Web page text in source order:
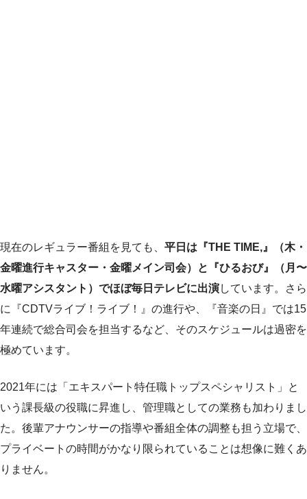
現在のレギュラー番組を見ても、 平日は『THE TIME,』（木・
金曜進行キャスター・金曜メイン司会）と『ひるおび』（月〜
水曜アシスタント）でほぼ毎日テレビに出演しています。さら
に『CDTVライブ！ライブ！』の進行や、『音楽の日』では15
年連続で総合司会を担当するなど、そのスケジュールは過密を
極めています。
2021年には「エキスパート特任職トップスペシャリスト」と
いう課長級の役職に昇進し、管理職としての業務も加わりまし
た。後輩アナウンサーの指導や番組全体の調整も担う立場で、
プライベートの時間がかなり限られていることは想像に難くあ
りません。